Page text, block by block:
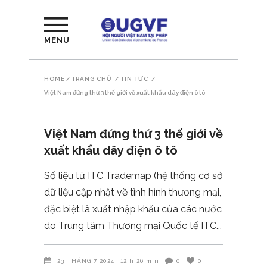
MENU
HOME / TRANG CHỦ / TIN TỨC /
Việt Nam đứng thứ 3 thế giới về xuất khẩu dây điện ô tô
Việt Nam đứng thứ 3 thế giới về
xuất khẩu dây điện ô tô
Số liệu từ ITC Trademap (hệ thống cơ sở
dữ liệu cập nhật về tình hình thương mại,
đặc biệt là xuất nhập khẩu của các nước
do Trung tâm Thương mại Quốc tế ITC
23 THÁNG 7 2024 12 h 26 min 0 0